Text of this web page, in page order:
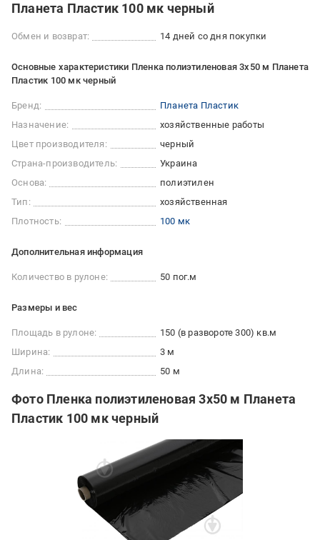
Планета Пластик 100 мк черный
Обмен и возврат: 14 дней со дня покупки
Основные характеристики Пленка полиэтиленовая 3x50 м Планета
Пластик 100 мк черный
Бренд:
Планета Пластик
Назначение:
хозяйственные работы
Цвет производителя:
черный
Страна-производитель:
Украина
Основа:
полиэтилен
Тип:
хозяйственная
Плотность:
100 мк
Дополнительная информация
Количество в рулоне: 50 пог.м
Размеры и вес
Площадь в рулоне:
150 (в развороте 300) кв.м
Ширина:
3 м
Длина:
50 м
Фото Пленка полиэтиленовая 3x50 м Планета
Пластик 100 мк черный